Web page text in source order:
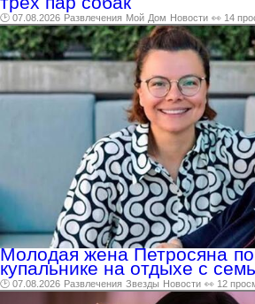
🕑 07.08.2026 Развлечения Мой Дом Новости 👀 14
Молодая жена Петросяна
купальнике на отдыхе с
🕑 07.08.2026 Развлечения Звезды Новости 👀 12